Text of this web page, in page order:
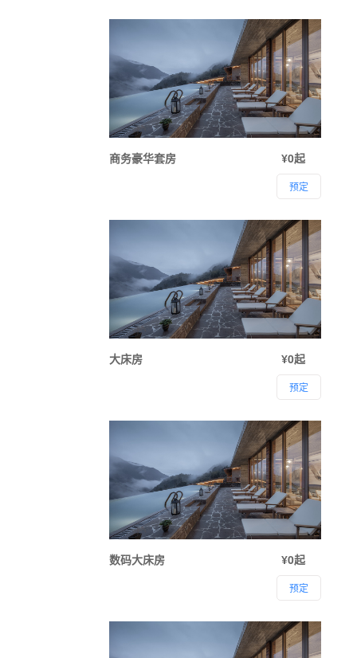
商务豪华套房 ¥0起
预定
大床房 ¥0起
预定
数码大床房 ¥0起
预定